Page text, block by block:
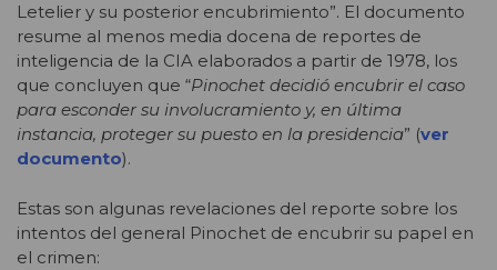
Letelier y su posterior encubrimiento”. El documento
resume al menos media docena de reportes de
inteligencia de la CIA elaborados a partir de 1978, los
que concluyen que “Pinochet decidió encubrir el caso
para esconder su involucramiento y, en última
instancia, proteger su puesto en la presidencia” (ver
documento).
Estas son algunas revelaciones del reporte sobre los
intentos del general Pinochet de encubrir su papel en
el crimen: